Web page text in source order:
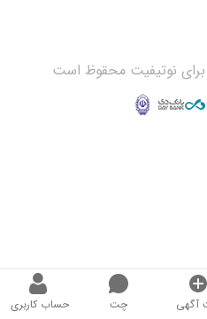
آگهی چت حساب کاربری
نوتیفیت محقوظ است